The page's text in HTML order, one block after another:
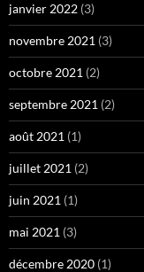
janvier 2022 (3)
novembre 2021 (3)
octobre 2021 (2)
septembre 2021 (2)
août 2021 (1)
juillet 2021 (2)
juin 2021 (1)
mai 2021 (3)
décembre 2020 (1)